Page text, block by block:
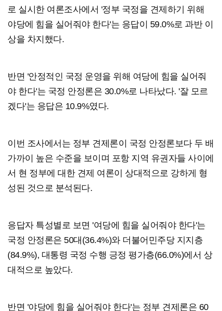
로 실시한 여론조사에서 '정부 국정을 견제하기 위해
야당에 힘을 실어줘야 한다'는 응답이 59.0%로 과반 이
상을 차지했다.
반면 '안정적인 국정 운영을 위해 여당에 힘을 실어줘
야 한다'는 국정 안정론은 30.0%로 나타났다. '잘 모르
겠다'는 응답은 10.9%였다.
이번 조사에서는 정부 견제론이 국정 안정론보다 두 배
가까이 높은 수준을 보이며 포항 지역 유권자들 사이에
서 현 정부에 대한 견제 여론이 상대적으로 강하게 형
성된 것으로 분석된다.
응답자 특성별로 보면 '여당에 힘을 실어줘야 한다'는
국정 안정론은 50대(36.4%)와 더불어민주당 지지층
(84.9%), 대통령 국정 수행 긍정 평가층(66.0%)에서 상
대적으로 높았다.
반면 '야당에 힘을 실어줘야 한다'는 정부 견제론은 60